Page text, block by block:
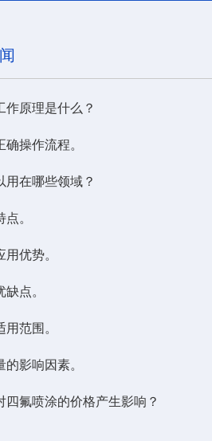
作原理是什么？
确操作流程。
用在哪些领域？
。
用优势。
点。
用范围。
的影响因素。
四氟喷涂的价格产生影响？